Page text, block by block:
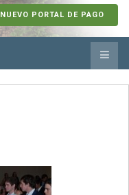
NUEVO PORTAL DE PAGO